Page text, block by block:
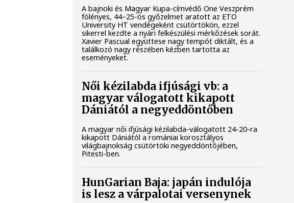
A bajnoki és Magyar Kupa-címvédő One Veszprém
fölényes, 44–25-ös győzelmet aratott az ETO
University HT vendégeként csütörtökön, ezzel
sikerrel kezdte a nyári felkészülési mérkőzések sorát.
Xavier Pascual együttese nagy tempót diktált, és a
találkozó nagy részében kézben tartotta az
eseményeket.
Női kézilabda ifjúsági vb: a
magyar válogatott kikapott
Dániától a negyeddöntőben
A magyar női ifjúsági kézilabda-válogatott 24-20-ra
kikapott Dániától a romániai korosztályos
világbajnokság csütörtöki negyeddöntőjében,
Pitesti-ben.
HunGarian Baja: japán indulója
is lesz a várpalotai versenynek